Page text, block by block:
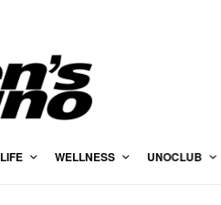
LIFE WELLNESS UNOCLUB